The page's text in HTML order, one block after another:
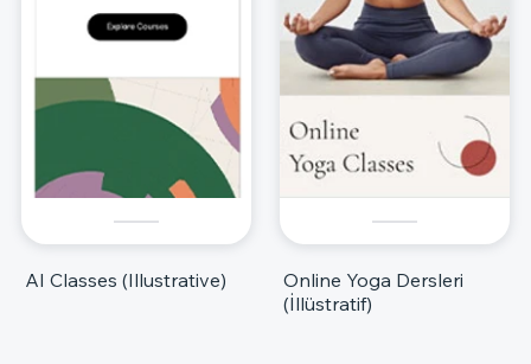
AI Classes (Illustrative)
Online Yoga Dersleri
(İllüstratif)